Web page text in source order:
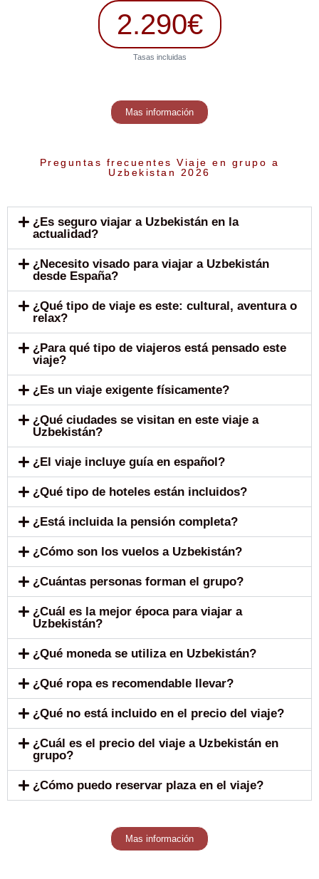
2.290€
Tasas incluidas
Mas información
Preguntas frecuentes Viaje en grupo a
Uzbekistan 2026
¿Es seguro viajar a Uzbekistán en la
actualidad?
¿Necesito visado para viajar a Uzbekistán
desde España?
¿Qué tipo de viaje es este: cultural, aventura o
relax?
¿Para qué tipo de viajeros está pensado este
viaje?
¿Es un viaje exigente físicamente?
¿Qué ciudades se visitan en este viaje a
Uzbekistán?
¿El viaje incluye guía en español?
¿Qué tipo de hoteles están incluidos?
¿Está incluida la pensión completa?
¿Cómo son los vuelos a Uzbekistán?
¿Cuántas personas forman el grupo?
¿Cuál es la mejor época para viajar a
Uzbekistán?
¿Qué moneda se utiliza en Uzbekistán?
¿Qué ropa es recomendable llevar?
¿Qué no está incluido en el precio del viaje?
¿Cuál es el precio del viaje a Uzbekistán en
grupo?
¿Cómo puedo reservar plaza en el viaje?
Mas información